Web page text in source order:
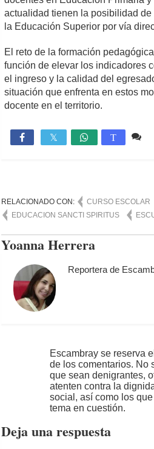
actualidad tienen la posibilidad
la Educación Superior por vía
El reto de la formación
función de elevar los indicadores
el ingreso y la calidad del
situación que enfrenta en estos
docente en el territorio.
 T
RELACIONADO CON:
CURSO ESCOLAR
EDUCACION SANCTI SPIRITUS
Yoanna Herrera
Reportera de
Escambray se reserva
de los comentarios. No
que sean denigrantes,
atenten contra la
social, así como los
tema en cuestión.
Deja una respuesta